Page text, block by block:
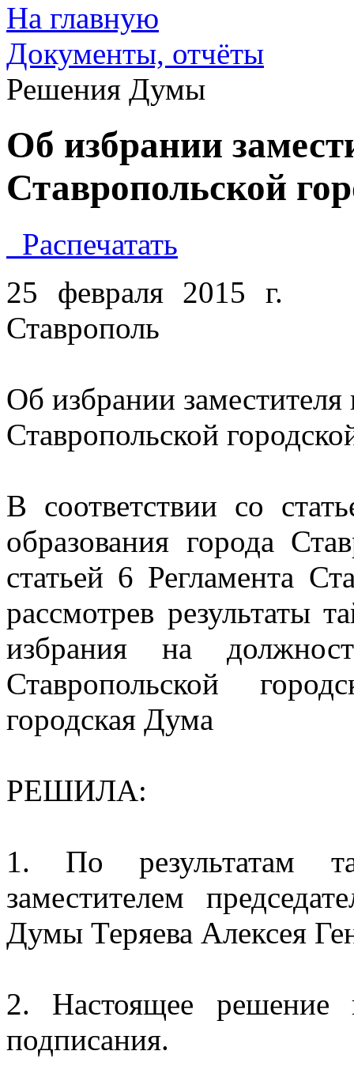
На главную
Документы, отчёты
Решения Думы
Об избрании
Ставропольской
Распечатать
25 февраля 2015 г.
Ставрополь
Об избрании заместителя
Ставропольской
В соответствии со
образования города
статьей 6 Регламента
рассмотрев результаты
избрания на
Ставропольской
городская Дума
РЕШИЛА:
1. По результатам
заместителем
Думы Теряева Алексея
2. Настоящее решение
подписания.